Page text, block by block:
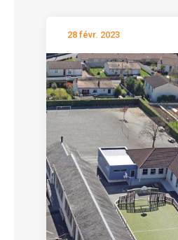
28 févr. 2023